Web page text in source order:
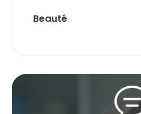
Beauté